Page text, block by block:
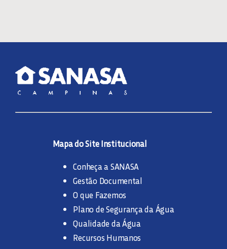
Mapa do Site Institucional
Conheça a SANASA
Gestão Documental
O que Fazemos
Plano de Segurança da Água
Qualidade da Água
Recursos Humanos